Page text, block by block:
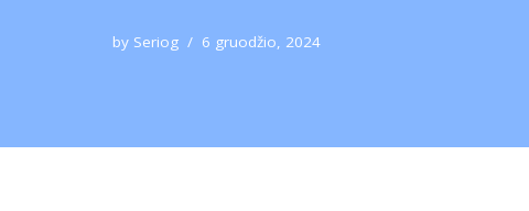
by Seriog 6 gruodžio, 2024